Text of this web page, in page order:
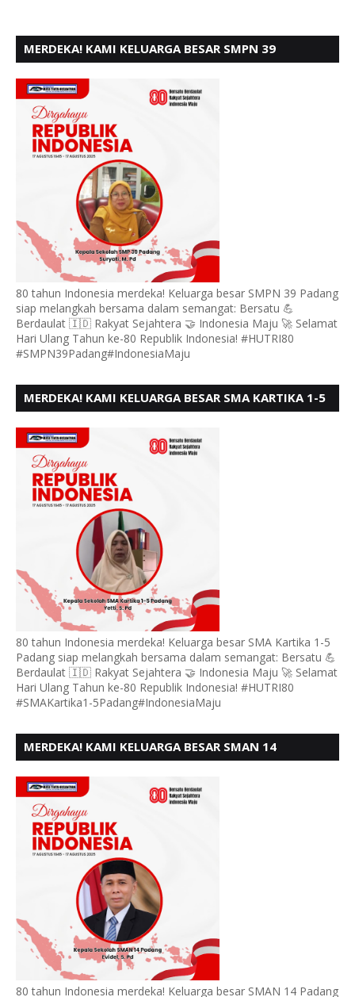
MERDEKA! KAMI KELUARGA BESAR SMPN 39
80 tahun Indonesia merdeka! Keluarga besar SMPN 39 Padang
siap melangkah bersama dalam semangat: Bersatu 💪
Berdaulat 🇮🇩 Rakyat Sejahtera 🤝 Indonesia Maju 🚀 Selamat
Hari Ulang Tahun ke-80 Republik Indonesia! #HUTRI80
#SMPN39Padang#IndonesiaMaju
MERDEKA! KAMI KELUARGA BESAR SMA KARTIKA 1-5
BERSATU BERD
80 tahun Indonesia merdeka! Keluarga besar SMA Kartika 1-5
Padang siap melangkah bersama dalam semangat: Bersatu 💪
Berdaulat 🇮🇩 Rakyat Sejahtera 🤝 Indonesia Maju 🚀 Selamat
Hari Ulang Tahun ke-80 Republik Indonesia! #HUTRI80
#SMAKartika1-5Padang#IndonesiaMaju
MERDEKA! KAMI KELUARGA BESAR SMAN 14
80 tahun Indonesia merdeka! Keluarga besar SMAN 14 Padang